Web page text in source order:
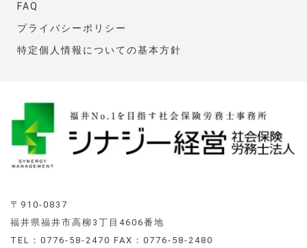
FAQ
プライバシーポリシー
特定個人情報についての基本方針
〒910-0837
福井県福井市高柳3丁目4606番地
TEL：0776-58-2470 FAX：0776-58-2480